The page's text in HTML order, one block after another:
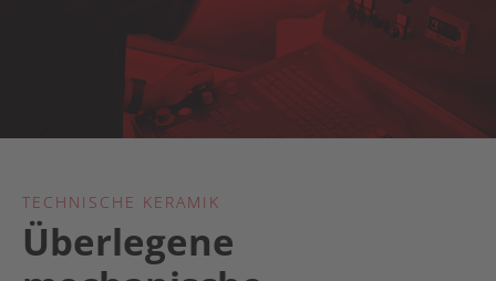
TECHNISCHE KERAMIK
Überlegene